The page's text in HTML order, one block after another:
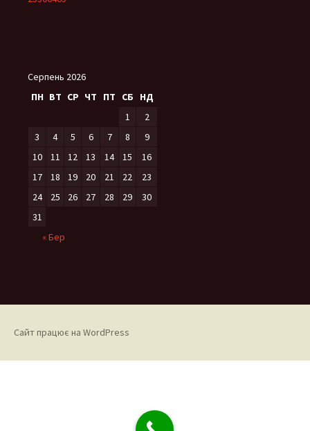
Серпень 2026
ПН ВТ СР ЧТ ПТ СБ
НД
1
2
3
4 5 6 7 8
9
10
11 12 13 14 15
16
17
18 19 20 21 22
23
24
25 26 27 28 29
30
31
« Бер
Сайт працює на WordPress